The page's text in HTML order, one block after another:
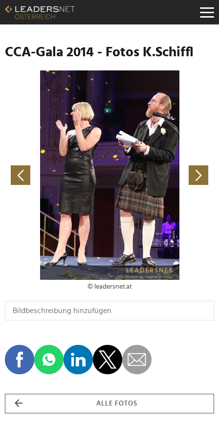
Zum
Inhalt
Zur
Navigation
Zur
Hauptnavigation
CCA-Gala 2014 - Fotos K.Schiffl
© leadersnet.at
ALLE FOTOS